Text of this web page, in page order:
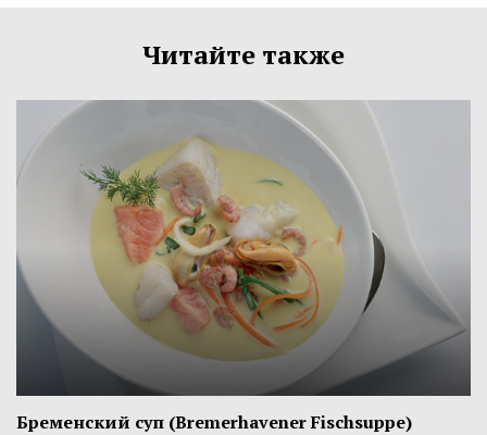
Читайте также
Бременский суп (Bremerhavener Fischsuppe)